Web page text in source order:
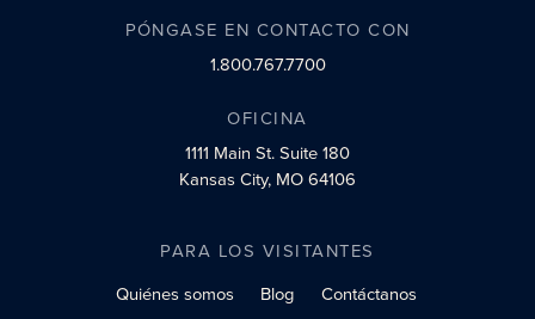
PÓNGASE EN CONTACTO CON
1.800.767.7700
OFICINA
1111 Main St.Suite 180
Kansas City, MO 64106
PARA LOS VISITANTES
Quiénes somos
Blog
Contáctanos